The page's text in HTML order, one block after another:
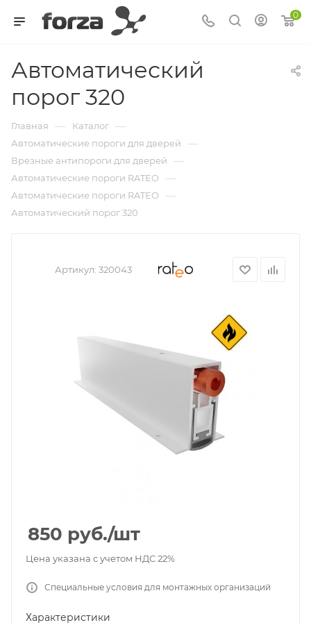
0
Автоматический
порог 320
Главная — Каталог —
Автоматические пороги для дверей —
Врезные антипороги для дверей —
Автоматические пороги RATEO —
Автоматические пороги RATEO —
Автоматический порог 320
Артикул: 320043
850 руб./шт
Цена указана с учетом НДС 22%
Специальные условия для монтажных организаций
Характеристики